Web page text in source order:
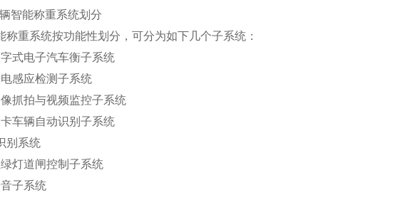
辆智能称重系统划分
称重系统按功能性划分，可分为如下几个子系统：
式电子汽车衡子系统
感应检测子系统
像抓拍与视频监控子系统
卡车辆自动识别子系统
别系统
灯道闸控制子系统
子系统